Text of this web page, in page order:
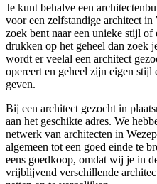
Je kunt behalve een
voor een zelfstandige architect in
zoek bent naar een unieke stijl of
drukken op het geheel dan zoek
wordt er veelal een architect
opereert en geheel zijn eigen
geven.
Bij een architect gezocht in
aan het geschikte adres. We
netwerk van architecten in
algemeen tot een goed einde te
eens goedkoop, omdat wij je in
vrijblijvend verschillende